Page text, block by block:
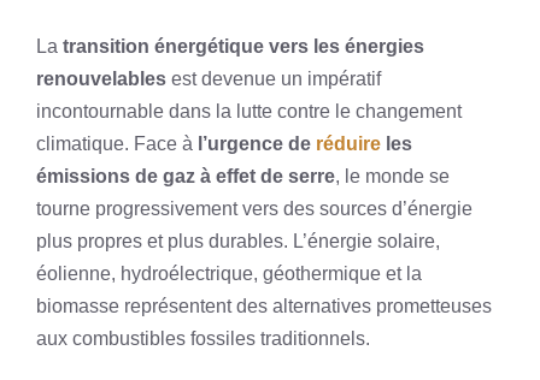
La transition énergétique vers les énergies
renouvelables est devenue un impératif
incontournable dans la lutte contre le changement
climatique. Face à l’urgence de réduire les
émissions de gaz à effet de serre, le monde se
tourne progressivement vers des sources d’énergie
plus propres et plus durables. L’énergie solaire,
éolienne, hydroélectrique, géothermique et la
biomasse représentent des alternatives prometteuses
aux combustibles fossiles traditionnels.